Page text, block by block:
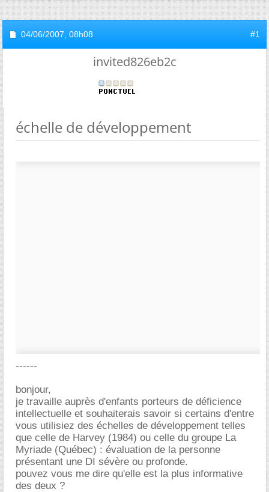
04/06/2007, 08h08 #1
invited826eb2c
échelle de développement
------
bonjour,
je travaille auprès d'enfants porteurs de déficience
intellectuelle et souhaiterais savoir si certains d'entre
vous utilisiez des échelles de développement telles
que celle de Harvey (1984) ou celle du groupe La
Myriade (Québec) : évaluation de la personne
présentant une DI sévère ou profonde.
pouvez vous me dire qu'elle est la plus informative
des deux ?